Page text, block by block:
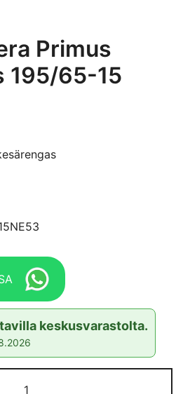
Primus
195/65-15
keskusvarastolta.